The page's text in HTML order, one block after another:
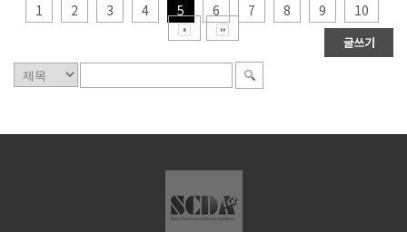
1 2 3 4 5 6 7 8 9 10